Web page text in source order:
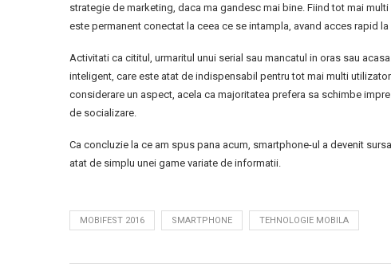
strategie de marketing, daca ma gandesc mai bine. Fiind tot mai
este permanent conectat la ceea ce se intampla, avand acces rapid
Activitati ca cititul, urmaritul unui serial sau mancatul in oras sau
inteligent, care este atat de indispensabil pentru tot mai multi
considerare un aspect, acela ca majoritatea prefera sa schimbe
de socializare.
Ca concluzie la ce am spus pana acum, smartphone-ul a devenit
atat de simplu unei game variate de informatii.
MOBIFEST 2016 SMARTPHONE TEHNOLOGIE MOBILA